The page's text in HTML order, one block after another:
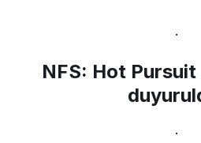
.
NFS: Hot
.